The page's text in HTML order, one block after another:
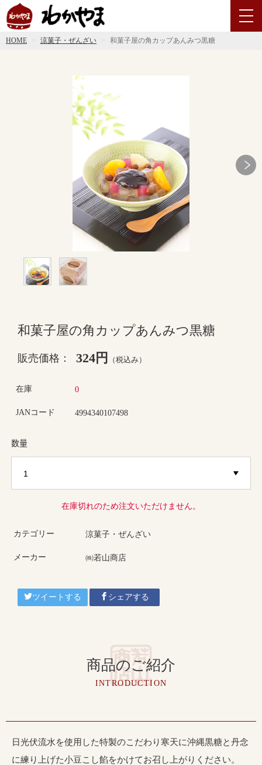
HOME 涼菓子・ぜんざい 和菓子屋の角カップあんみつ黒糖
和菓子屋の角カップあんみつ黒糖
販売価格： 324円 （税込み）
在庫 0
JANコード 4994340107498
数量
在庫切れのため注文いただけません。
カテゴリー 涼菓子・ぜんざい
メーカー ㈱若山商店
ツイートする シェアする
商品のご紹介
INTRODUCTION
日光伏流水を使用した特製のこだわり寒天に沖縄黒糖と丹念
に練り上げた小豆こし餡をかけてお召し上がりください。